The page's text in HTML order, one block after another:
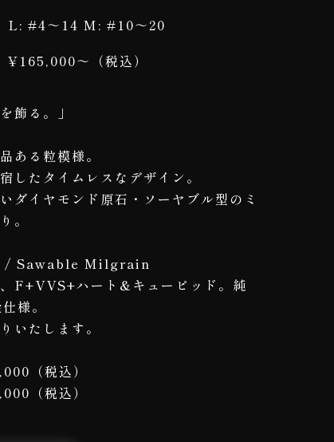
L: #4～14 M: #10～20
¥165,000～（税込）
飾る。」
ある粒模様。
したタイムレスなデザイン。
ダイヤモンド原石・ソーヤブル型のミ
。
/ Sawable Milgrain
F+VVS+ハート&キューピッド。純
様。
いたします。
（税込）
（税込）